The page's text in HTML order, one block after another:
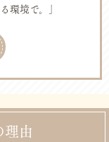
環境で。」
理由